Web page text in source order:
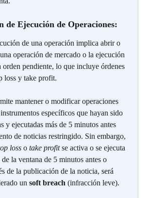
de Ejecución de Operaciones:
de una operación implica abrir o
operación de mercado o la ejecución
orden pendiente, lo que incluye órdenes
loss y take profit.
mantener o modificar operaciones
específicos que hayan sido
y ejecutadas más de 5 minutos antes
de noticias restringido. Sin embargo,
loss o take profit se activa o se ejecuta
la ventana de 5 minutos antes o
de la publicación de la noticia, será
un soft breach (infracción leve).